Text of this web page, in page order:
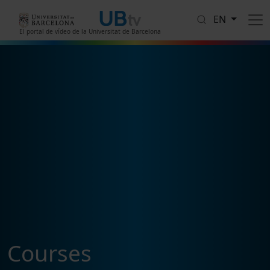
El portal de vídeo de la Universitat de Barcelona
EN
Courses